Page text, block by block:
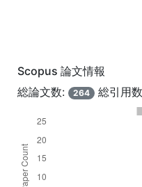
Scopus 論文情報
総論文数:
264 総引用